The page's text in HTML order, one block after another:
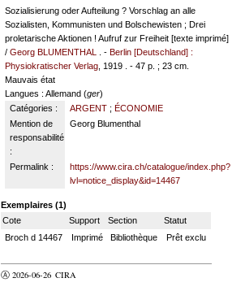
Sozialisierung oder Aufteilung ? Vorschlag an alle
Sozialisten, Kommunisten und Bolschewisten ; Drei
proletarische Aktionen ! Aufruf zur Freiheit [texte imprimé]
/Georg BLUMENTHAL . -Berlin [Deutschland] :
Physiokratischer Verlag , 1919 . - 47 p. ; 23 cm.
Mauvais état
Langues : Allemand (ger)
Catégories :
ARGENT; ÉCONOMIE
Mention de
responsabilité
:
Georg Blumenthal
Permalink :
https://www.cira.ch/catalogue/index.php?
lvl=notice_display&id=14467
Exemplaires (1)
Cote
Support Section
Statut
Broch d 14467
Imprimé Bibliothèque Prêt exclu
Ⓐ 2026-06-26 CIRA